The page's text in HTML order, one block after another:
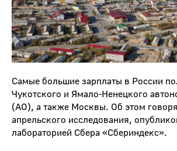
Самые большие зарплаты в России
Чукотского и Ямало-Ненецкого
(АО), а также Москвы. Об этом
апрельского исследования,
лабораторией Сбера «Сбериндекс».